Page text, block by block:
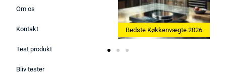
Om os
Kontakt
Test produkt
Bliv tester
Bedste Æggekoger 2026